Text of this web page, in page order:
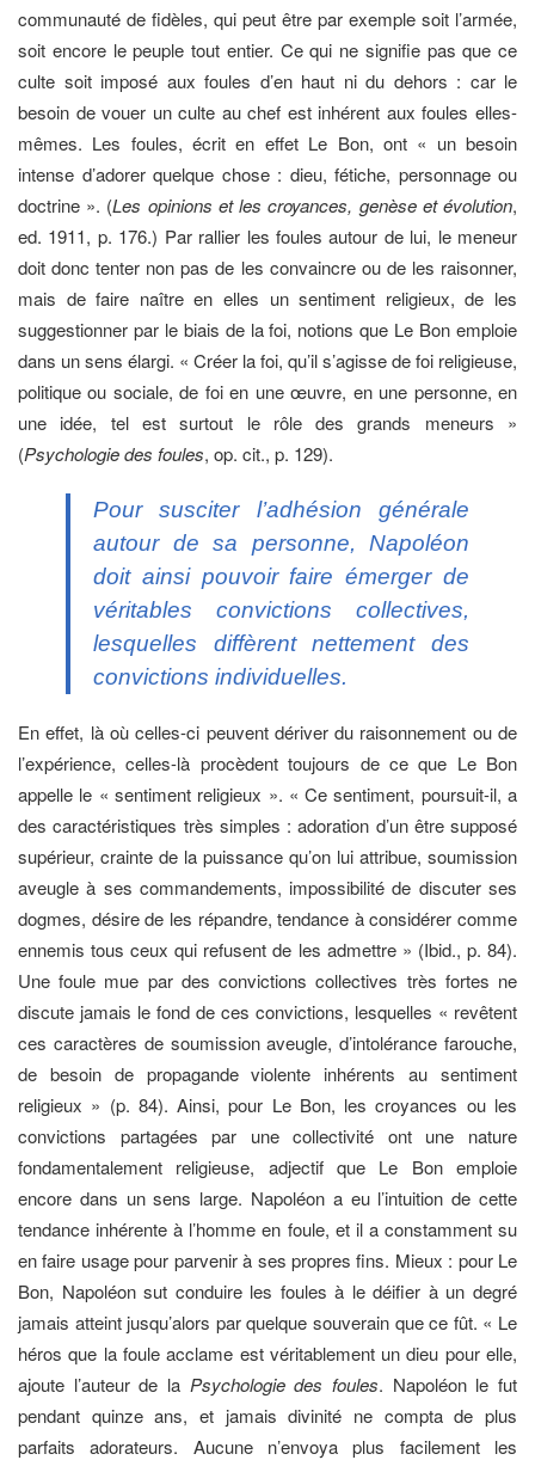
communauté de fidèles, qui peut être par exemple soit l’armée,
soit encore le peuple tout entier. Ce qui ne signifie pas que ce
culte soit imposé aux foules d’en haut ni du dehors : car le
besoin de vouer un culte au chef est inhérent aux foules elles-
mêmes. Les foules, écrit en effet Le Bon, ont « un besoin
intense d’adorer quelque chose : dieu, fétiche, personnage ou
doctrine ». (Les opinions et les croyances, genèse et évolution,
ed. 1911, p. 176.) Par rallier les foules autour de lui, le meneur
doit donc tenter non pas de les convaincre ou de les raisonner,
mais de faire naître en elles un sentiment religieux, de les
suggestionner par le biais de la foi, notions que Le Bon emploie
dans un sens élargi. « Créer la foi, qu’il s’agisse de foi religieuse,
politique ou sociale, de foi en une œuvre, en une personne, en
une idée, tel est surtout le rôle des grands meneurs »
(Psychologie des foules, op. cit., p. 129).
Pour susciter l’adhésion générale
autour de sa personne, Napoléon
doit ainsi pouvoir faire émerger de
véritables convictions collectives,
lesquelles diffèrent nettement des
convictions individuelles.
En effet, là où celles-ci peuvent dériver du raisonnement ou de
l’expérience, celles-là procèdent toujours de ce que Le Bon
appelle le « sentiment religieux ». « Ce sentiment, poursuit-il, a
des caractéristiques très simples : adoration d’un être supposé
supérieur, crainte de la puissance qu’on lui attribue, soumission
aveugle à ses commandements, impossibilité de discuter ses
dogmes, désire de les répandre, tendance à considérer comme
ennemis tous ceux qui refusent de les admettre » (Ibid., p. 84).
Une foule mue par des convictions collectives très fortes ne
discute jamais le fond de ces convictions, lesquelles « revêtent
ces caractères de soumission aveugle, d’intolérance farouche,
de besoin de propagande violente inhérents au sentiment
religieux » (p. 84). Ainsi, pour Le Bon, les croyances ou les
convictions partagées par une collectivité ont une nature
fondamentalement religieuse, adjectif que Le Bon emploie
encore dans un sens large. Napoléon a eu l’intuition de cette
tendance inhérente à l’homme en foule, et il a constamment su
en faire usage pour parvenir à ses propres fins. Mieux : pour Le
Bon, Napoléon sut conduire les foules à le déifier à un degré
jamais atteint jusqu’alors par quelque souverain que ce fût. « Le
héros que la foule acclame est véritablement un dieu pour elle,
ajoute l’auteur de la Psychologie des foules. Napoléon le fut
pendant quinze ans, et jamais divinité ne compta de plus
parfaits adorateurs. Aucune n’envoya plus facilement les